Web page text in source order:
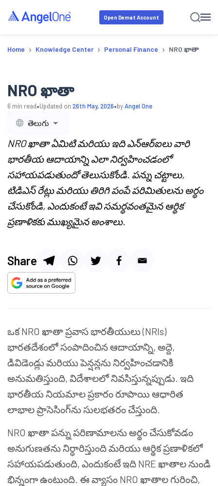
Open Demat Account
Home › Knowledge Center › Personal Finance › NRO ఖాతా
NRO ఖాతా
6 min read•Updated on 26th May, 2026•byAngel One
తెలుగు
NRO ఖాతా ఏమిటి మరియు ఇది ఎన్‌ఆర్‌ఐలు వారి
భారతీయ ఆదాయాన్ని ఎలా నిర్వహించడంలో
సహాయపడుతుందో తెలుసుకోండి. పన్ను చట్టాలు,
టిడిఎస్ రేట్లు మరియు తిరిగి పంపే పరిమితులను అర్థం
చేసుకోండి, ఎందుకంటే ఇవి సమర్థవంతమైన ఆర్థిక
ప్రణాళికకు ముఖ్యమైన అంశాలు.
Share
ఒక NRO ఖాతా ప్రవాస భారతీయులు (NRIs)
భారతదేశంలో సంపాదించిన ఆదాయాన్ని, అద్దె,
డివిడెండ్లు మరియు పెన్షన్లను నిర్వహించడానికి
అనుమతిస్తుంది, విదేశాలలో నివసిస్తున్నప్పుడు. ఇది
భారతీయ నియమాల ప్రకారం రూపాయి ఆధారిత
లాభాల ప్రాసెసింగ్‌ను సులభతరం చేస్తుంది.
NRO ఖాతా పన్ను పరిణామాలను అర్థం చేసుకోవడం
అనుగుణతను నిర్ధారిస్తుంది మరియు ఆర్థిక ప్రణాళికలో
సహాయపడుతుంది, ఎందుకంటే ఇది NRE ఖాతాల నుండి
భిన్నంగా ఉంటుంది. ఈ వ్యాసం NRO ఖాతాల గురించి,